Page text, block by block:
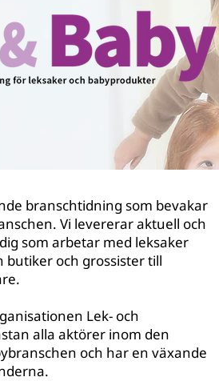
branschtidning som bevakar
Vi levererar aktuell och
som arbetar med leksaker
butiker och grossister till
Lek- och
alla aktörer inom den
och har en växande